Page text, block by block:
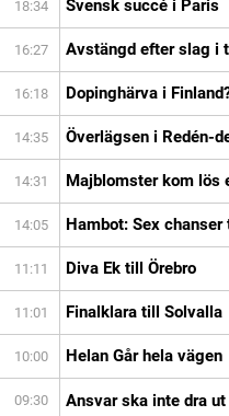
18:34 Svensk succé i Paris
16:27 Avstängd efter slag i
16:18 Dopinghärva i
14:35 Överlägsen i Redén-
14:31 Majblomster kom lös
14:05 Hambot: Sex
11:11 Diva Ek till Örebro
11:01 Finalklara till Solvalla
10:00 Helan Går hela vägen
09:30 Ansvar ska inte dra